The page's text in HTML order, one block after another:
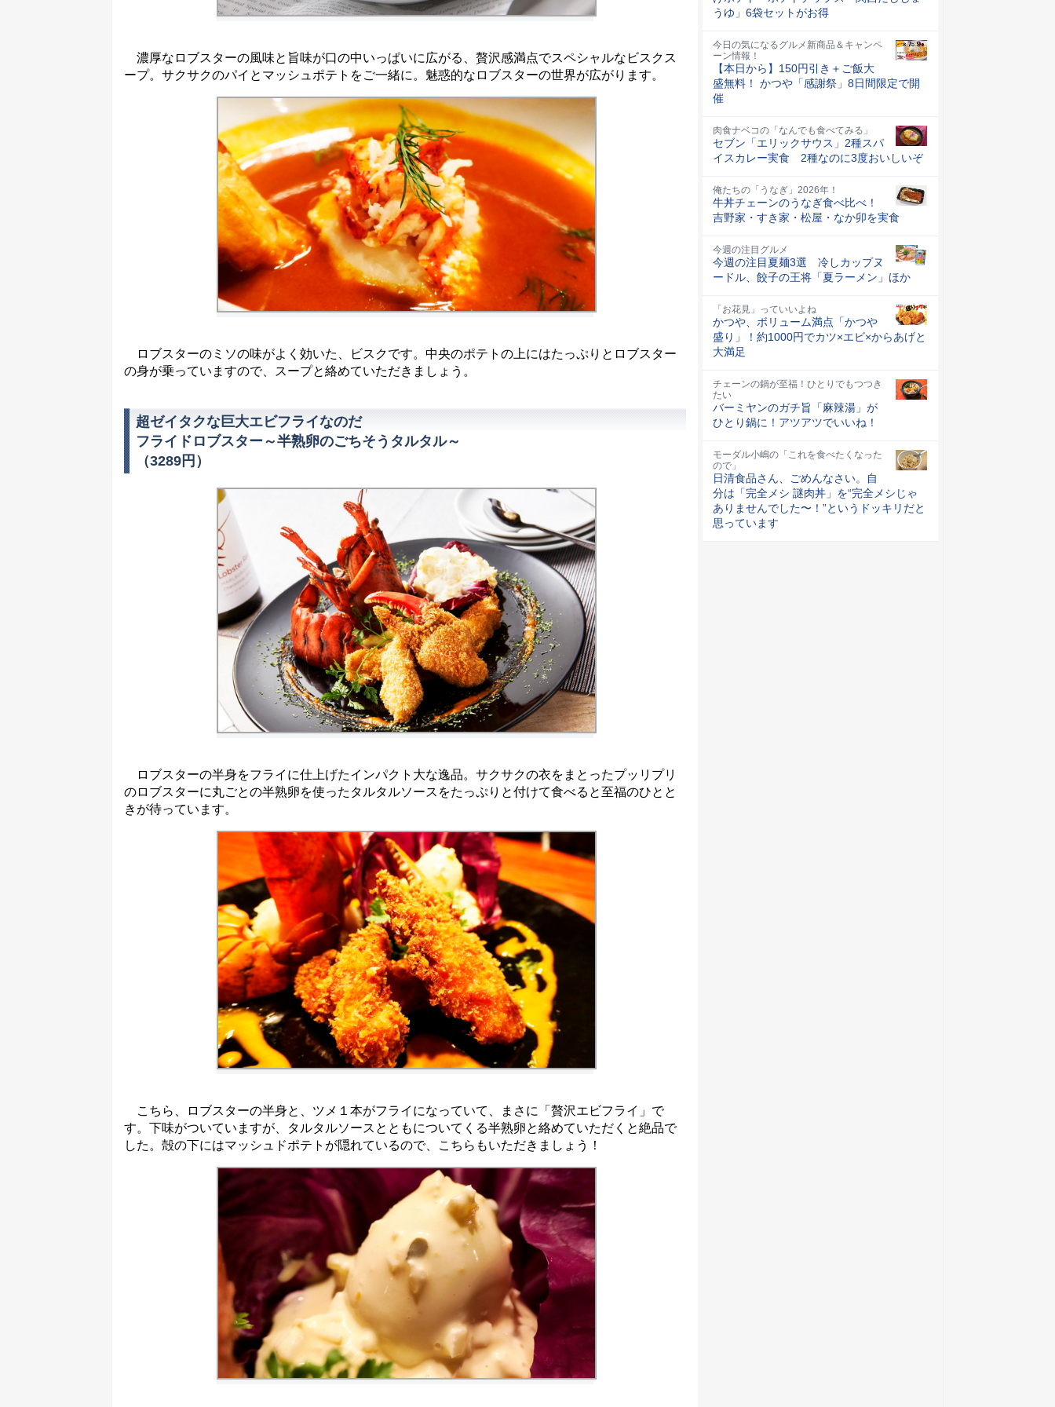
濃厚なロブスターの風味と旨味が口の中いっぱいに広がる、贅沢感満点でスペシャルなビスクス
ープ。サクサクのパイとマッシュポテトをご一緒に。魅惑的なロブスターの世界が広がります。
ロブスターのミソの味がよく効いた、ビスクです。中央のポテトの上にはたっぷりとロブスター
の身が乗っていますので、スープと絡めていただきましょう。
超ゼイタクな巨大エビフライなのだ
フライドロブスター～半熟卵のごちそうタルタル～
（3289円）
ロブスターの半身をフライに仕上げたインパクト大な逸品。サクサクの衣をまとったプッリプリ
のロブスターに丸ごとの半熟卵を使ったタルタルソースをたっぷりと付けて食べると至福のひとと
きが待っています。
こちら、ロブスターの半身と、ツメ１本がフライになっていて、まさに「贅沢エビフライ」で
す。下味がついていますが、タルタルソースとともについてくる半熟卵と絡めていただくと絶品で
した。殻の下にはマッシュドポテトが隠れているので、こちらもいただきましょう！
うゆ」6袋セットがお得
今日の気になるグルメ新商品＆キャンペ
ーン情報！
【本日から】150円引き＋ご飯大
盛無料！ かつや「感謝祭」8日間限定で開
催
肉食ナベコの「なんでも食べてみる」
セブン「エリックサウス」2種スパ
イスカレー実食 2種なのに3度おいしいぞ
俺たちの「うなぎ」2026年！
牛丼チェーンのうなぎ食べ比べ！
吉野家・すき家・松屋・なか卯を実食
今週の注目グルメ
今週の注目夏麺3選 冷しカップヌ
ードル、餃子の王将「夏ラーメン」ほか
「お花見」っていいよね
かつや、ボリューム満点「かつや
盛り」！約1000円でカツ×エビ×からあげと
大満足
チェーンの鍋が至福！ひとりでもつつき
たい
バーミヤンのガチ旨「麻辣湯」が
ひとり鍋に！アツアツでいいね！
モーダル小嶋の「これを食べたくなった
ので」
日清食品さん、ごめんなさい。自
分は「完全メシ 謎肉丼」を“完全メシじゃ
ありませんでした〜！”というドッキリだと
思っています